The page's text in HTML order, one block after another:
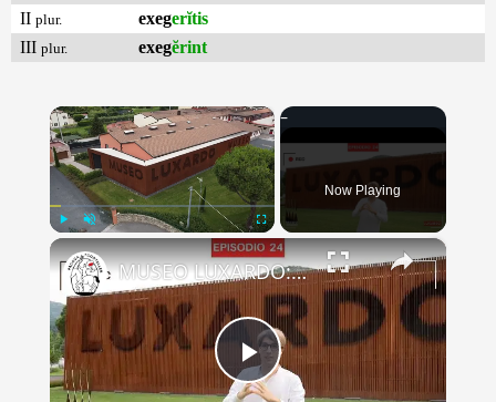
II plur. exegerĭtis
III plur. exegĕrint
×
Fullscreen
Now Playing
×
Play
MUSEO LUXARDO: Un Viaggio nel Tempo e nel Gusto